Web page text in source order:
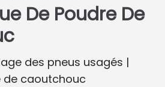
De Poudre De
des pneus usagés |
de caoutchouc